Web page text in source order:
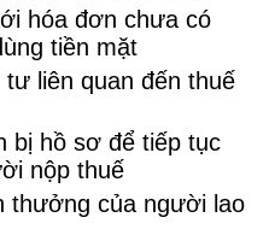
hóa đơn chưa có
tiền mặt
liên quan đến thuế
bị hồ sơ để tiếp tục
nộp thuế
thưởng của người lao